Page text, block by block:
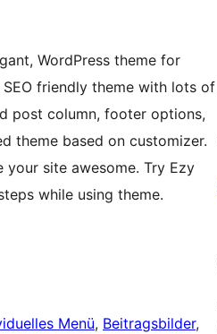
WordPress theme for
friendly theme with lots of
post column, footer options,
theme based on customizer.
site awesome. Try Ezy
while using theme.
Menü, Beitragsbilder